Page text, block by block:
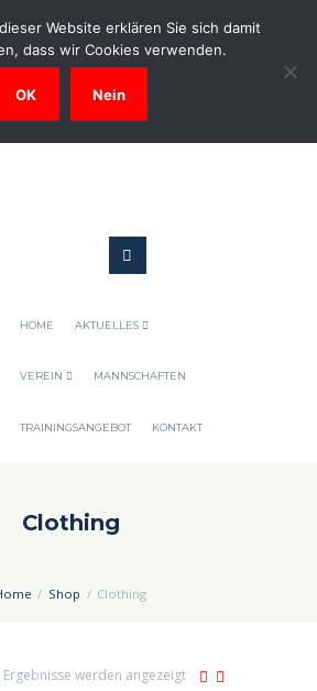
0731-9716400
tsv-pfuhl.de
HOME AKTUELLES
VEREIN MANNSCHAFTEN
TRAININGSANGEBOT KONTAKT
Clothing
Shop Clothing
Ergebnisse werden angezeigt
Website erklären Sie sich damit
dass wir Cookies verwenden.
OK Nein